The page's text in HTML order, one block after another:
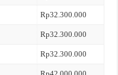
Rp32.300.000
Rp32.300.000
Rp32.300.000